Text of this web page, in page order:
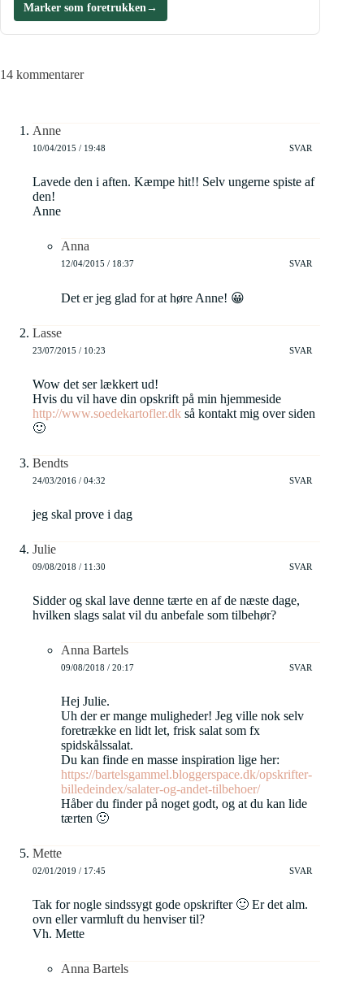
Marker som foretrukken →
14 kommentarer
Anne
10/04/2015 / 19:48 SVAR
Lavede den i aften. Kæmpe hit!! Selv ungerne spiste af
den!
Anne
Anna
12/04/2015 / 18:37 SVAR
Det er jeg glad for at høre Anne! 😀
Lasse
23/07/2015 / 10:23 SVAR
Wow det ser lækkert ud!
Hvis du vil have din opskrift på min hjemmeside
http://www.soedekartofler.dk så kontakt mig over siden
🙂
Bendts
24/03/2016 / 04:32 SVAR
jeg skal prove i dag
Julie
09/08/2018 / 11:30 SVAR
Sidder og skal lave denne tærte en af de næste dage,
hvilken slags salat vil du anbefale som tilbehør?
Anna Bartels
09/08/2018 / 20:17 SVAR
Hej Julie.
Uh der er mange muligheder! Jeg ville nok selv
foretrække en lidt let, frisk salat som fx
spidskålssalat.
Du kan finde en masse inspiration lige her:
https://bartelsgammel.bloggerspace.dk/opskrifter-
billedeindex/salater-og-andet-tilbehoer/
Håber du finder på noget godt, og at du kan lide
tærten 🙂
Mette
02/01/2019 / 17:45 SVAR
Tak for nogle sindssygt gode opskrifter 🙂 Er det alm.
ovn eller varmluft du henviser til?
Vh. Mette
Anna Bartels